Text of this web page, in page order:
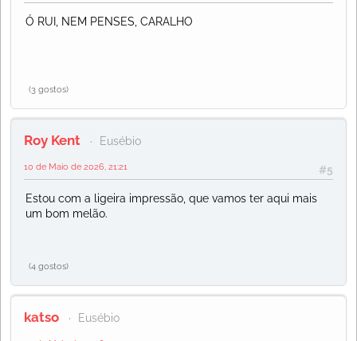
Ó RUI, NEM PENSES, CARALHO
(3 gostos)
Roy Kent Eusébio
#5
10 de Maio de 2026, 21:21
Estou com a ligeira impressão, que vamos ter aqui mais
um bom melão.
(4 gostos)
katso Eusébio